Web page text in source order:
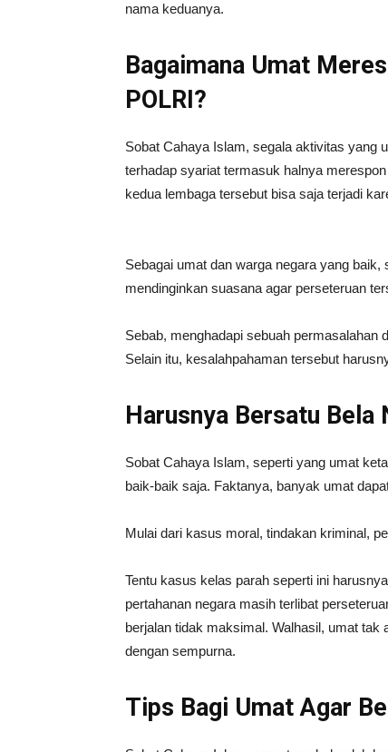
nama keduanya.
Bagaimana Umat
POLRI?
Sobat Cahaya Islam, segala aktivitas yang
terhadap syariat termasuk halnya
kedua lembaga tersebut bisa saja terjadi
Sebagai umat dan warga negara yang
mendinginkan suasana agar perseteruan
Sebab, menghadapi sebuah permasalahan
Selain itu, kesalahpahaman tersebut
Harusnya Bersatu Bela
Sobat Cahaya Islam, seperti yang umat
baik-baik saja. Faktanya, banyak umat
Mulai dari kasus moral, tindakan kriminal,
Tentu kasus kelas parah seperti ini
pertahanan negara masih terlibat
berjalan tidak maksimal. Walhasil, umat
dengan sempurna.
Tips Bagi Umat Agar